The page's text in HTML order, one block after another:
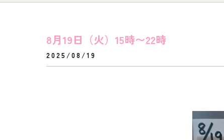
8月19日（火）15時〜22時
2025/08/19